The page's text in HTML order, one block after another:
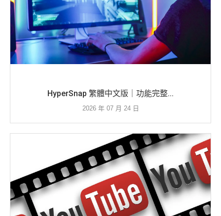
HyperSnap 繁體中文版｜功能完整...
2026 年 07 月 24 日